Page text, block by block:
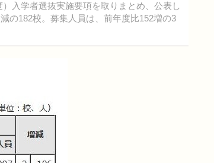
入学者選抜実施要項を取りまとめ、公表し
の182校。募集人員は、前年度比152増の3